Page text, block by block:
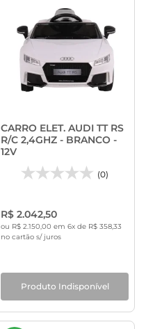
CARRO ELET. AUDI TT RS
R/C 2,4GHZ - BRANCO -
12V
(0)
R$ 2.042,50
ou R$ 2.150,00 em 6x de R$ 358,33
no cartão s/ juros
Produto Indisponível